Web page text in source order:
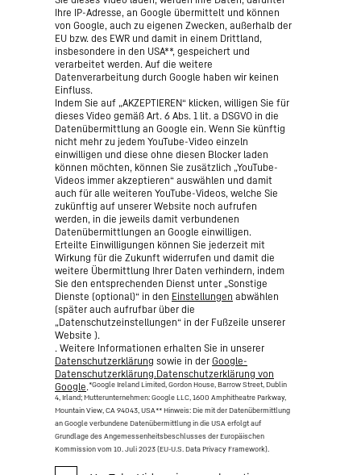
Ihre IP-Adresse, an Google übermittelt und können
von Google, auch zu eigenen Zwecken, außerhalb der
EU bzw. des EWR und damit in einem Drittland,
insbesondere in den USA**, gespeichert und
verarbeitet werden. Auf die weitere
Datenverarbeitung durch Google haben wir keinen
Einfluss.
Indem Sie auf „AKZEPTIEREN“ klicken, willigen Sie für
dieses Video gemäß Art. 6 Abs. 1 lit. a DSGVO in die
Datenübermittlung an Google ein. Wenn Sie künftig
nicht mehr zu jedem YouTube-Video einzeln
einwilligen und diese ohne diesen Blocker laden
können möchten, können Sie zusätzlich „YouTube-
Videos immer akzeptieren“ auswählen und damit
auch für alle weiteren YouTube-Videos, welche Sie
zukünftig auf unserer Website noch aufrufen
werden, in die jeweils damit verbundenen
Datenübermittlungen an Google einwilligen.
Erteilte Einwilligungen können Sie jederzeit mit
Wirkung für die Zukunft widerrufen und damit die
weitere Übermittlung Ihrer Daten verhindern, indem
Sie den entsprechenden Dienst unter „Sonstige
Dienste (optional)“ in den Einstellungen abwählen
(später auch aufrufbar über die
„Datenschutzeinstellungen“ in der Fußzeile unserer
Website ).
. Weitere Informationen erhalten Sie in unserer
Datenschutzerklärung sowie in der Google-
Datenschutzerklärung.Datenschutzerklärung von
Google.*Google Ireland Limited, Gordon House, Barrow Street, Dublin
4, Irland; Mutterunternehmen: Google LLC, 1600 Amphitheatre Parkway,
Mountain View, CA 94043, USA** Hinweis: Die mit der Datenübermittlung
an Google verbundene Datenübermittlung in die USA erfolgt auf
Grundlage des Angemessenheitsbeschlusses der Europäischen
Kommission vom 10. Juli 2023 (EU-U.S. Data Privacy Framework).